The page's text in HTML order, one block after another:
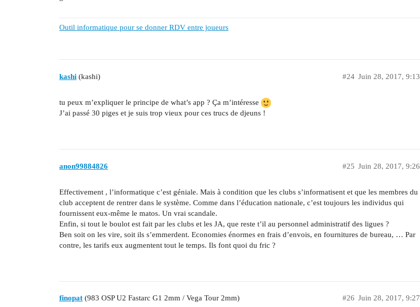
Outil informatique pour se donner RDV entre joueurs
kashi (kashi) Juin 28, 2017, 9:13
#24
tu peux m’expliquer le principe de what’s app ? Ça m’intéresse
J’ai passé 30 piges et je suis trop vieux pour ces trucs de djeuns !
anon99884826 Juin 28, 2017, 9:26
#25
Effectivement , l’informatique c’est géniale. Mais à condition que les clubs s’informatisent et que les membres du
club acceptent de rentrer dans le système. Comme dans l’éducation nationale, c’est toujours les individus qui
fournissent eux-même le matos. Un vrai scandale.
Enfin, si tout le boulot est fait par les clubs et les JA, que reste t’il au personnel administratif des ligues ?
Ben soit on les vire, soit ils s’emmerdent. Economies énormes en frais d’envois, en fournitures de bureau, … Par
contre, les tarifs eux augmentent tout le temps. Ils font quoi du fric ?
finopat (983 OSP U2 Fastarc G1 2mm / Vega Tour 2mm) Juin 28, 2017, 9:27
#26